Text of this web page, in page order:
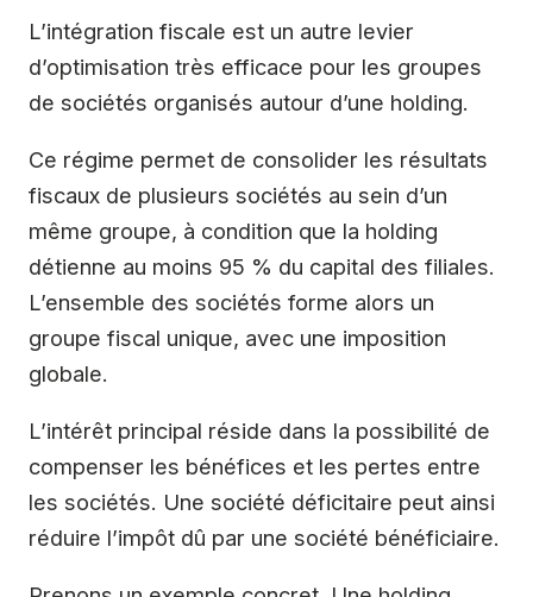
L’intégration fiscale est un autre levier
d’optimisation très efficace pour les groupes
de sociétés organisés autour d’une holding.
Ce régime permet de consolider les résultats
fiscaux de plusieurs sociétés au sein d’un
même groupe, à condition que la holding
détienne au moins 95 % du capital des filiales.
L’ensemble des sociétés forme alors un
groupe fiscal unique, avec une imposition
globale.
L’intérêt principal réside dans la possibilité de
compenser les bénéfices et les pertes entre
les sociétés. Une société déficitaire peut ainsi
réduire l’impôt dû par une société bénéficiaire.